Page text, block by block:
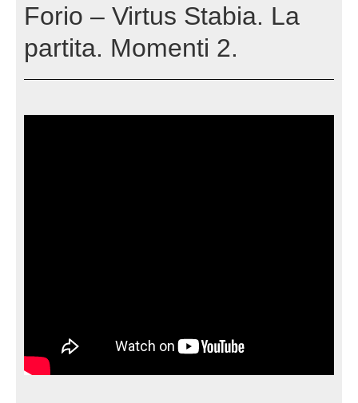
Forio – Virtus Stabia. La
partita. Momenti 2.